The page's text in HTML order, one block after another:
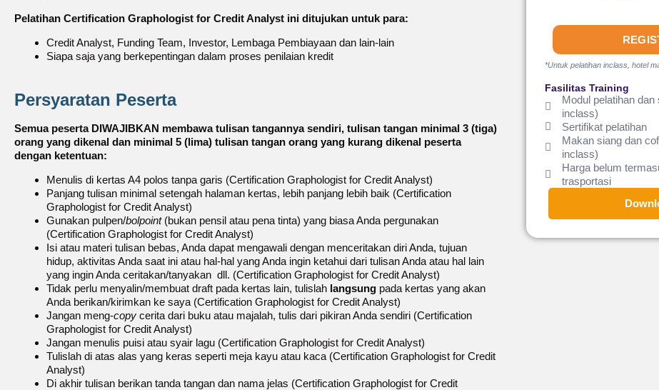
Pelatihan Certification Graphologist for Credit Analyst ini ditujukan untuk para:
Credit Analyst, Funding Team, Investor, Lembaga Pembiayaan dan lain-lain
Siapa saja yang berkepentingan dalam proses penilaian kredit
Persyaratan Peserta
Semua peserta DIWAJIBKAN membawa tulisan tangannya sendiri, tulisan tangan minimal 3 (tiga)
orang yang dikenal dan minimal 5 (lima) tulisan tangan orang yang kurang dikenal peserta
dengan ketentuan:
Menulis di kertas A4 polos tanpa garis (Certification Graphologist for Credit Analyst)
Panjang tulisan minimal setengah halaman kertas, lebih panjang lebih baik (Certification
Graphologist for Credit Analyst)
Gunakan pulpen/bolpoint(bukan pensil atau pena tinta) yang biasa Anda pergunakan
(Certification Graphologist for Credit Analyst)
Isi atau materi tulisan bebas, Anda dapat mengawali dengan menceritakan diri Anda, tujuan
hidup, aktivitas Anda saat ini atau hal-hal yang Anda ingin ketahui dari tulisan Anda atau hal lain
yang ingin Anda ceritakan/tanyakan dll. (Certification Graphologist for Credit Analyst)
Tidak perlu menyalin/membuat draft pada kertas lain, tulislah langsung pada kertas yang akan
Anda berikan/kirimkan ke saya (Certification Graphologist for Credit Analyst)
Jangan meng-copy cerita dari buku atau majalah, tulis dari pikiran Anda sendiri (Certification
Graphologist for Credit Analyst)
Jangan menulis puisi atau syair lagu (Certification Graphologist for Credit Analyst)
Tulislah di atas alas yang keras seperti meja kayu atau kaca (Certification Graphologist for Credit
Analyst)
Di akhir tulisan berikan tanda tangan dan nama jelas (Certification Graphologist for Credit
*Untuk pelatihan inclass, hotel
Fasilitas Training
Modul pelatihan
inclass)
Sertifikat pelatihan
Makan siang dan
inclass)
Harga belum
trasportasi